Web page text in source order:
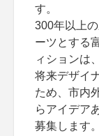
す。
300年以上
ーツとする
ィションは
将来デザイ
ため、市内
らアイデア
募集します